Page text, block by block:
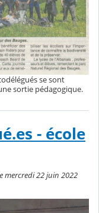
se sont
sortie pédagogique.
- école
mercredi 22 juin 2022